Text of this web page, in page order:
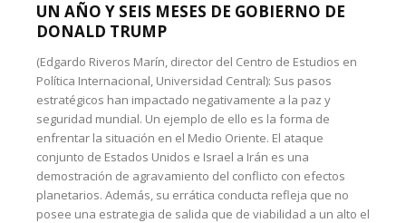
UN AÑO Y SEIS MESES DE GOBIERNO DE
DONALD TRUMP
(Edgardo Riveros Marín, director del Centro de Estudios en
Política Internacional, Universidad Central): Sus pasos
estratégicos han impactado negativamente a la paz y
seguridad mundial. Un ejemplo de ello es la forma de
enfrentar la situación en el Medio Oriente. El ataque
conjunto de Estados Unidos e Israel a Irán es una
demostración de agravamiento del conflicto con efectos
planetarios. Además, su errática conducta refleja que no
posee una estrategia de salida que de viabilidad a un alto el